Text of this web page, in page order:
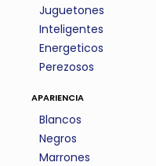
Juguetones
Inteligentes
Energeticos
Perezosos
apariencia
Blancos
Negros
Marrones